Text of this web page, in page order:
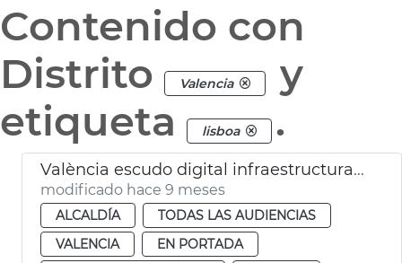
Contenido con
Distrito
Valencia
y
etiqueta
lisboa .
València escudo digital infraestructuras críticas
modificado hace 9 meses
ALCALDÍA
TODAS LAS AUDIENCIAS
VALENCIA
EN PORTADA